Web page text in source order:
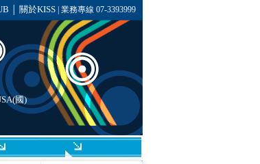
關於KISS| 業務專線 07-3393999
國)